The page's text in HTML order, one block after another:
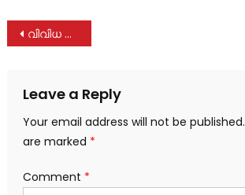
Post
വിവിധ അപകടങ്ങളിൽ 2 പേർക്ക് പരുക്ക്
Leave a Reply
Your email address will not be published.
are marked *
Comment *